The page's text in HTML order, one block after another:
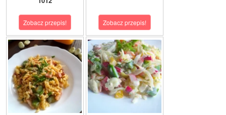
Zobacz przepis! Zobacz przepis!